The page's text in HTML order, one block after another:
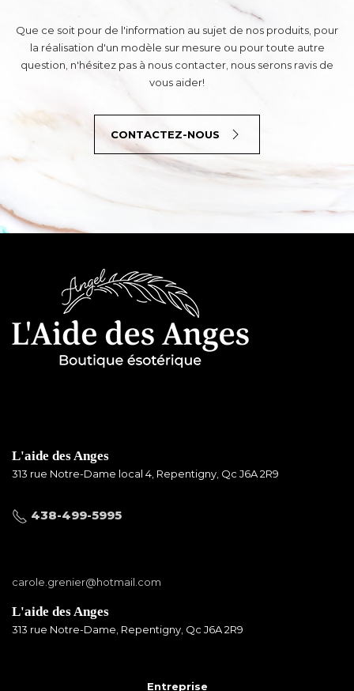
Que ce soit pour de l'information au sujet de nos produits, pour
la réalisation d'un modèle sur mesure ou pour toute autre
question, n'hésitez pas à nous contacter, nous serons ravis de
vous aider!
CONTACTEZ-NOUS
L'aide des Anges
313 rue Notre-Dame local 4, Repentigny, Qc J6A 2R9
438-499-5995
carole.grenier@hotmail.com
L'aide des Anges
313 rue Notre-Dame, Repentigny, Qc J6A 2R9
Entreprise